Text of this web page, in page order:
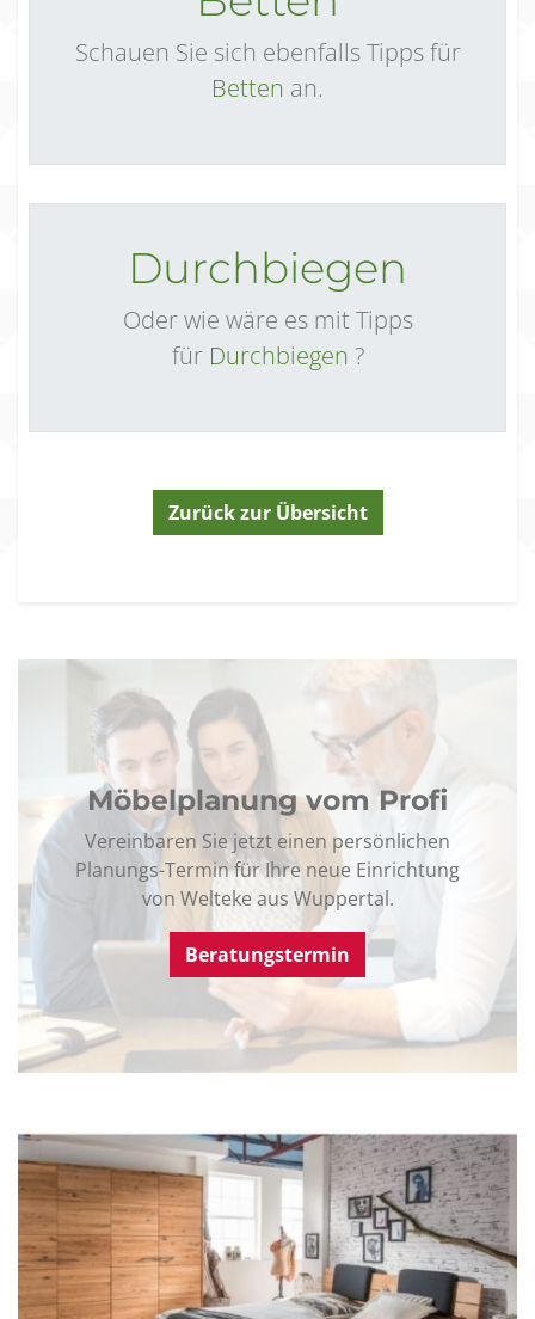
Schauen Sie sich ebenfalls Tipps für
Betten an.
Durchbiegen
Oder wie wäre es mit Tipps
für Durchbiegen ?
Zurück zur Übersicht
Möbelplanung vom Profi
Vereinbaren Sie jetzt einen persönlichen
Planungs-Termin für Ihre neue Einrichtung
von Welteke aus Wuppertal.
Beratungstermin